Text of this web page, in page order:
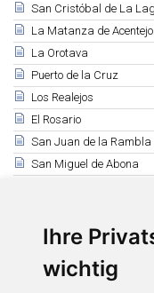
Ihre
wichtig
San Cristóbal de La
La Matanza de Acentejo
La Orotava
Puerto de la Cruz
Los Realejos
El Rosario
San Juan de la Rambla
San Miguel de Abona
Santiago del Teide
Los Silos